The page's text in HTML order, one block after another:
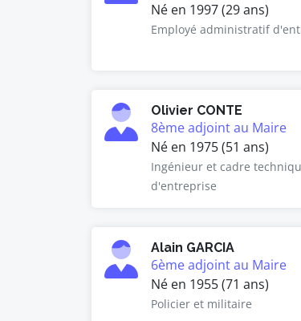
Né en 1997 (29 ans)
Employé administratif
Olivier CONTE
8ème adjoint au Maire
Né en 1975 (51 ans)
Ingénieur et cadre
d'entreprise
Alain GARCIA
6ème adjoint au Maire
Né en 1955 (71 ans)
Policier et militaire